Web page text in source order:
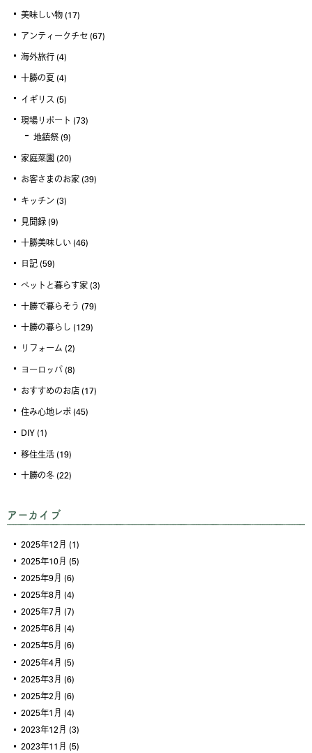
美味しい物 (17)
アンティークチセ (67)
海外旅行 (4)
十勝の夏 (4)
イギリス (5)
現場リポート (73)
地鎮祭 (9)
家庭菜園 (20)
お客さまのお家 (39)
キッチン (3)
見聞録 (9)
十勝美味しい (46)
日記 (59)
ペットと暮らす家 (3)
十勝で暮らそう (79)
十勝の暮らし (129)
リフォーム (2)
ヨーロッパ (8)
おすすめのお店 (17)
住み心地レポ (45)
DIY (1)
移住生活 (19)
十勝の冬 (22)
アーカイブ
2025年12月 (1)
2025年10月 (5)
2025年9月 (6)
2025年8月 (4)
2025年7月 (7)
2025年6月 (4)
2025年5月 (6)
2025年4月 (5)
2025年3月 (6)
2025年2月 (6)
2025年1月 (4)
2023年12月 (3)
2023年11月 (5)